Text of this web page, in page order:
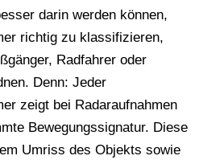
darin werden können,
richtig zu klassifizieren,
Radfahrer oder
Denn: Jeder
zeigt bei Radaraufnahmen
Bewegungssignatur. Diese
Umriss des Objekts sowie